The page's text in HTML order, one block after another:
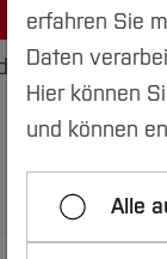
Prüfungen
Formalitäten
erfahren Sie
Daten
Hier können
und können
Alle